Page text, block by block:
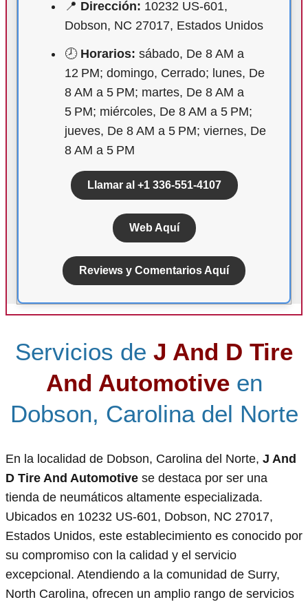
📍 Dirección: 10232 US-601,
Dobson, NC 27017, Estados Unidos
🕗 Horarios: sábado, De 8 AM a
12 PM; domingo, Cerrado; lunes, De
8 AM a 5 PM; martes, De 8 AM a
5 PM; miércoles, De 8 AM a 5 PM;
jueves, De 8 AM a 5 PM; viernes, De
8 AM a 5 PM
Llamar al +1 336-551-4107
Web Aquí
Reviews y Comentarios Aquí
Servicios de J And D Tire
And Automotiveen
Dobson, Carolina del Norte
En la localidad de Dobson, Carolina del Norte, J And
D Tire And Automotive se destaca por ser una
tienda de neumáticos altamente especializada.
Ubicados en 10232 US-601, Dobson, NC 27017,
Estados Unidos, este establecimiento es conocido por
su compromiso con la calidad y el servicio
excepcional. Atendiendo a la comunidad de Surry,
North Carolina, ofrecen un amplio rango de servicios